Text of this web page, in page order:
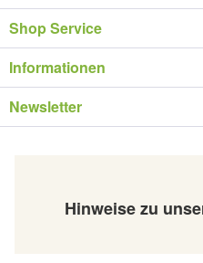
Shop Service
Informationen
Newsletter
Hinweise zu